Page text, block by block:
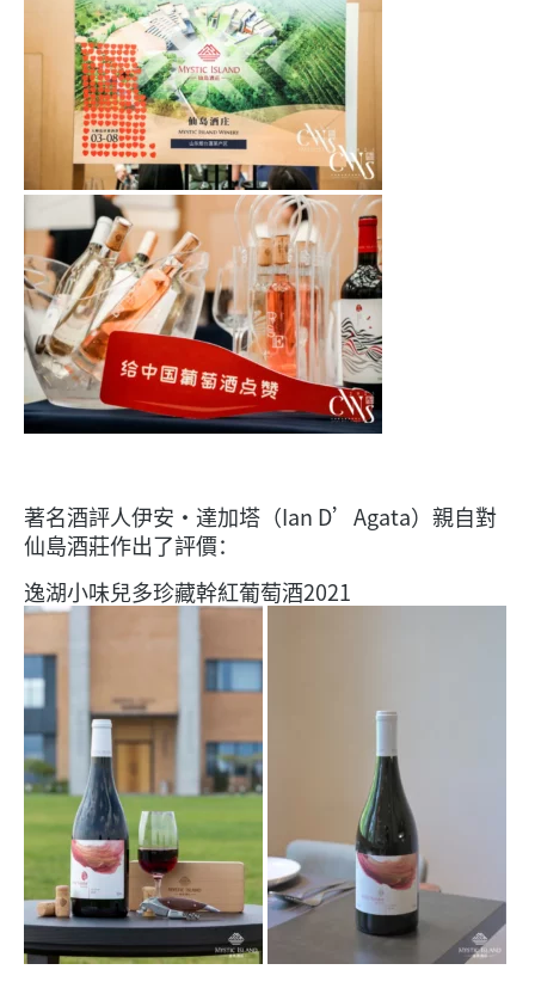
著名酒評人伊安·達加塔（Ian D’Agata）親自對
仙島酒莊作出了評價：
逸湖小味兒多珍藏幹紅葡萄酒2021